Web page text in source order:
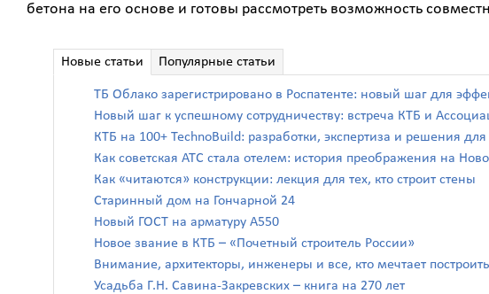
бетона на его основе и готовы рассмотреть возможность
Новые статьи Популярные статьи
ТБ Облако зарегистрировано в Роспатенте: новый шаг для
Новый шаг к успешному сотрудничеству: встреча КТБ и
КТБ на 100+ TechnoBuild: разработки, экспертиза и решения
Как советская АТС стала отелем: история преображения на
Как «читаются» конструкции: лекция для тех, кто строит стены
Старинный дом на Гончарной 24
Новый ГОСТ на арматуру А550
Новое звание в КТБ – «Почетный строитель России»
Внимание, архитекторы, инженеры и все, кто мечтает
Усадьба Г.Н. Савина-Закревских – книга на 270 лет